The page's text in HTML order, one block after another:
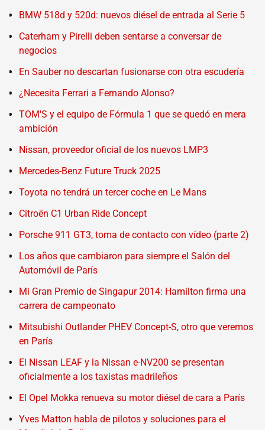
BMW 518d y 520d: nuevos diésel de entrada al Serie 5
Caterham y Pirelli deben sentarse a conversar de
negocios
En Sauber no descartan fusionarse con otra escudería
¿Necesita Ferrari a Fernando Alonso?
TOM'S y el equipo de Fórmula 1 que se quedó en mera
ambición
Nissan, proveedor oficial de los nuevos LMP3
Mercedes-Benz Future Truck 2025
Toyota no tendrá un tercer coche en Le Mans
Citroën C1 Urban Ride Concept
Porsche 911 GT3, toma de contacto con vídeo (parte 2)
Los años que cambiaron para siempre el Salón del
Automóvil de París
Mi Gran Premio de Singapur 2014: Hamilton firma una
carrera de campeonato
Mitsubishi Outlander PHEV Concept-S, otro que veremos
en París
El Nissan LEAF y la Nissan e-NV200 se presentan
oficialmente a los taxistas madrileños
El Opel Mokka renueva su motor diésel de cara a París
Yves Matton habla de pilotos y soluciones para el